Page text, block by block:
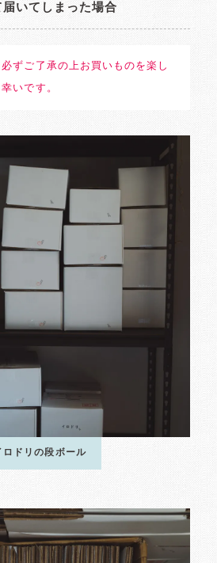
いてしまった場合
ずご了承の上お買いものを楽し
いです。
ロドリの段ボール